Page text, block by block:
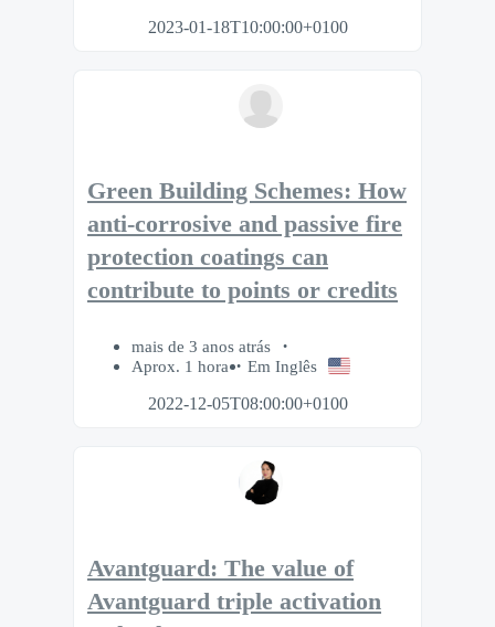
2023-01-18T10:00:00+0100
Green Building Schemes: How
anti-corrosive and passive fire
protection coatings can
contribute to points or credits
mais de 3 anos atrás
Aprox. 1 hora
Em Inglês
2022-12-05T08:00:00+0100
Avantguard: The value of
Avantguard triple activation